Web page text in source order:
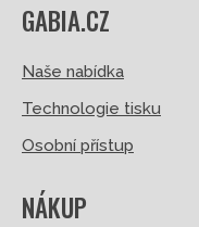
GABIA.CZ
Naše nabídka
Technologie tisku
Osobní přístup
NÁKUP